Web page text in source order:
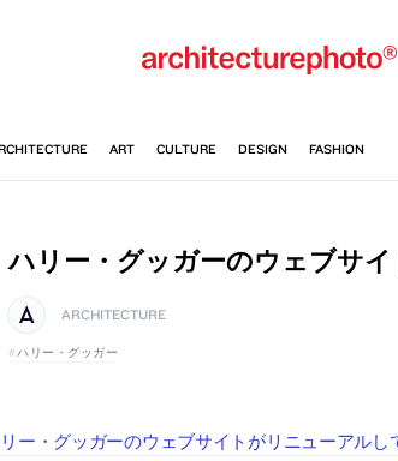
ハリー・グッガーのウェブサ
ARCHITECTURE
ハリー・グッガー
ー・グッガーのウェブサイトがリニューアルし